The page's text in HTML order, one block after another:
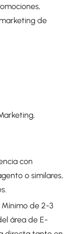
de
con
o similares,
Mínimo de 2-3
área de E-